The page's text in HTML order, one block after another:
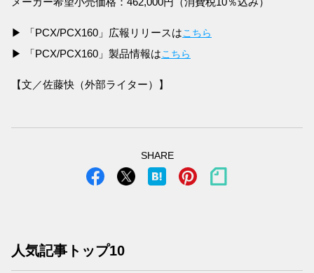
▶ 「PCX/PCX160」広報リリースはこちら
▶ 「PCX/PCX160」製品情報はこちら
【文／佐藤快（外部ライター）】
SHARE
人気記事トップ10